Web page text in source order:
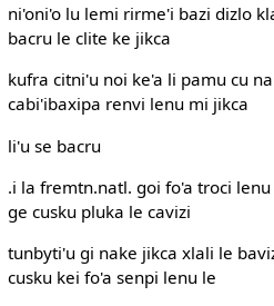
ni'oni'o lu lemi rirme'i bazi dizlo
bacru le clite ke jikca
kufra citni'u noi ke'a li pamu cu
cabi'ibaxipa renvi lenu mi jikca
li'u se bacru
.i la fremtn.natl. goi fo'a troci
ge cusku pluka le cavizi
tunbyti'u gi nake jikca xlali le
cusku kei fo'a senpi lenu le